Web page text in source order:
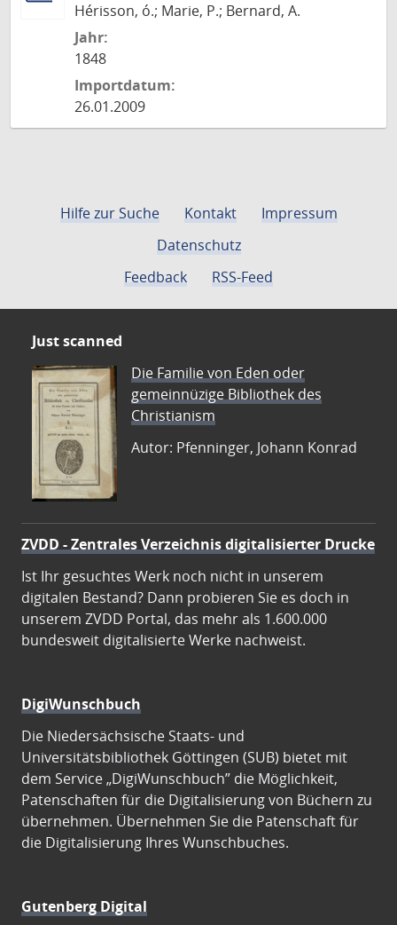
Hérisson, ó.; Marie, P.; Bernard, A.
Jahr:
1848
Importdatum:
26.01.2009
Hilfe zur Suche Kontakt
Impressum
Datenschutz
Feedback
RSS-Feed
Just scanned
Die Familie von Eden oder
gemeinnüzige Bibliothek des
Christianism
Autor: Pfenninger, Johann Konrad
ZVDD - Zentrales Verzeichnis digitalisierter Drucke
Ist Ihr gesuchtes Werk noch nicht in unserem
digitalen Bestand? Dann probieren Sie es doch in
unserem ZVDD Portal, das mehr als 1.600.000
bundesweit digitalisierte Werke nachweist.
DigiWunschbuch
Die Niedersächsische Staats- und
Universitätsbibliothek Göttingen (SUB) bietet mit
dem Service „DigiWunschbuch” die Möglichkeit,
Patenschaften für die Digitalisierung von Büchern zu
übernehmen. Übernehmen Sie die Patenschaft für
die Digitalisierung Ihres Wunschbuches.
Gutenberg Digital